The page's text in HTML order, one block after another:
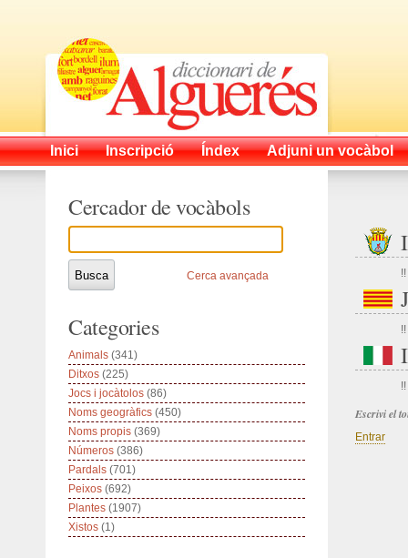
Inici Inscripció Índex Adjuni un vocàbol
!!
!!
!!
Escrivi el
Entrar
Cercador de vocàbols
Cerca avançada
Categories
Animals (341)
Ditxos (225)
Jocs i jocàtolos (86)
Noms geogràfics (450)
Noms propis (369)
Números (386)
Pardals (701)
Peixos (692)
Plantes (1907)
Xistos (1)